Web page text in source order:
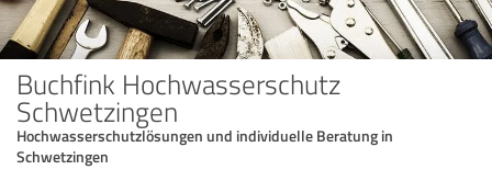
Buchfink Hochwasserschutz
Schwetzingen
Hochwasserschutzlösungen und individuelle Beratung in
Schwetzingen